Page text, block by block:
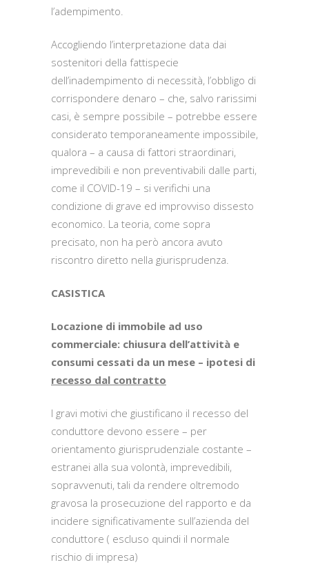
l’adempimento.
Accogliendo l’interpretazione data dai
sostenitori della fattispecie
dell’inadempimento di necessità, l’obbligo di
corrispondere denaro – che, salvo rarissimi
casi, è sempre possibile – potrebbe essere
considerato temporaneamente impossibile,
qualora – a causa di fattori straordinari,
imprevedibili e non preventivabili dalle parti,
come il COVID-19 – si verifichi una
condizione di grave ed improvviso dissesto
economico. La teoria, come sopra
precisato, non ha però ancora avuto
riscontro diretto nella giurisprudenza.
CASISTICA
Locazione di immobile ad uso
commerciale: chiusura dell’attività e
consumi cessati da un mese – ipotesi di
recesso dal contratto
I gravi motivi che giustificano il recesso del
conduttore devono essere – per
orientamento giurisprudenziale costante –
estranei alla sua volontà, imprevedibili,
sopravvenuti, tali da rendere oltremodo
gravosa la prosecuzione del rapporto e da
incidere significativamente sull’azienda del
conduttore ( escluso quindi il normale
rischio di impresa)